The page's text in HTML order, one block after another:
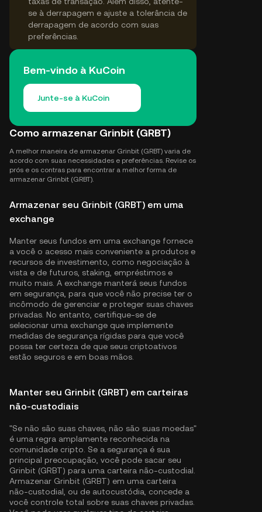
se à derrapagem e ajuste a tolerância de
derrapagem de acordo com suas
preferências.
Bem-vindo à KuCoin
Junte-se à KuCoin
Como armazenar Grinbit (GRBT)
A melhor maneira de armazenar Grinbit (GRBT) varia de
acordo com suas necessidades e preferências. Revise os
prós e os contras para encontrar a melhor forma de
armazenar Grinbit (GRBT).
Armazenar seu Grinbit (GRBT) em uma
exchange
Manter seus fundos em uma exchange fornece
a você o acesso mais conveniente a produtos e
recursos de investimento, como negociação à
vista e de futuros, staking, empréstimos e
muito mais. A exchange manterá seus fundos
em segurança, para que você não precise ter o
incômodo de gerenciar e proteger suas chaves
privadas. No entanto, certifique-se de
selecionar uma exchange que implemente
medidas de segurança rígidas para que você
possa ter certeza de que seus criptoativos
estão seguros e em boas mãos.
Manter seu Grinbit (GRBT) em carteiras
não-custodiais
"Se não são suas chaves, não são suas moedas"
é uma regra amplamente reconhecida na
comunidade cripto. Se a segurança é sua
principal preocupação, você pode sacar seu
Grinbit (GRBT) para uma carteira não-custodial.
Armazenar Grinbit (GRBT) em uma carteira
não-custodial, ou de autocustódia, concede a
você controle total sobre suas chaves privadas.